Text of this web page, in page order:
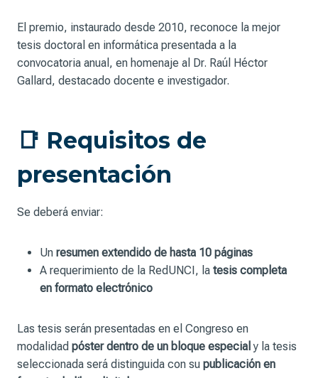
El premio, instaurado desde 2010, reconoce la mejor
tesis doctoral en informática presentada a la
convocatoria anual, en homenaje al Dr. Raúl Héctor
Gallard, destacado docente e investigador.
📑 Requisitos de
presentación
Se deberá enviar:
Un resumen extendido de hasta 10 páginas
A requerimiento de la RedUNCI, la tesis completa
en formato electrónico
Las tesis serán presentadas en el Congreso en
modalidad póster dentro de un bloque especial y la tesis
seleccionada será distinguida con su publicación en